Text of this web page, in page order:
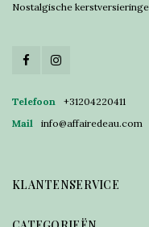
Nostalgische
Telefoon
+31204220411
Mail
info@affairedeau.com
KLANTENSERVICE